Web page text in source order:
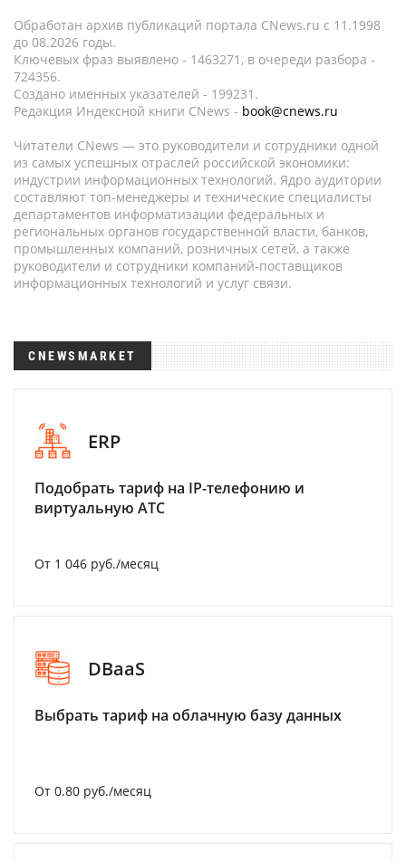
Обработан архив публикаций портала CNews.ru c 11.1998
до 08.2026 годы.
Ключевых фраз выявлено - 1463271, в очереди разбора -
724356.
Создано именных указателей - 199231.
Редакция Индексной книги CNews - book@cnews.ru
Читатели CNews — это руководители и сотрудники одной
из самых успешных отраслей российской экономики:
индустрии информационных технологий. Ядро аудитории
составляют топ-менеджеры и технические специалисты
департаментов информатизации федеральных и
региональных органов государственной власти, банков,
промышленных компаний, розничных сетей, а также
руководители и сотрудники компаний-поставщиков
информационных технологий и услуг связи.
CNEWSMARKET
ERP
Подобрать тариф на IP-телефонию и
виртуальную АТС
От 1 046 руб./месяц
DBaaS
Выбрать тариф на облачную базу данных
От 0.80 руб./месяц